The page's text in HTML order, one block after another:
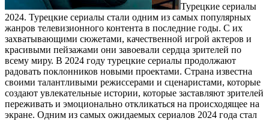
Турeцкиe сeриaлы
2024. Турeцкиe сериалы стали одним из самых популярных
жанров телевизионного контента в последние годы. С их
захватывающими сюжетами, качественной игрой актеров и
красивыми пейзажами они завоевали сердца зрителей по
всему миру. В 2024 году турецкие сериалы продолжают
радовать поклонников новыми проектами. Страна известна
своими талантливыми режиссерами и сценаристами, которые
создают увлекательные истории, которые заставляют зрителей
переживать и эмоционально откликаться на происходящее на
экране. Одним из самых ожидаемых сериалов 2024 года стал